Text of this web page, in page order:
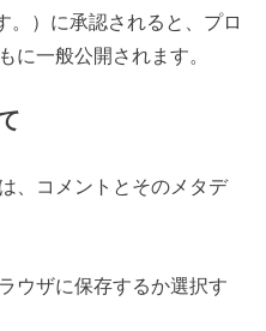
。）に承認されると、プロ
に一般公開されます。
、コメントとそのメタデ
ウザに保存するか選択す